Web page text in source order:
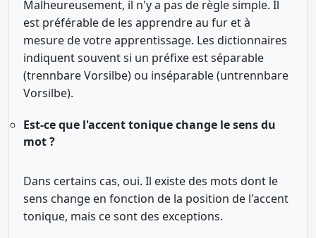
Malheureusement, il n'y a pas de règle simple. Il
est préférable de les apprendre au fur et à
mesure de votre apprentissage. Les dictionnaires
indiquent souvent si un préfixe est séparable
(trennbare Vorsilbe) ou inséparable (untrennbare
Vorsilbe).
Est-ce que l'accent tonique change le sens du
mot ?
Dans certains cas, oui. Il existe des mots dont le
sens change en fonction de la position de l'accent
tonique, mais ce sont des exceptions.